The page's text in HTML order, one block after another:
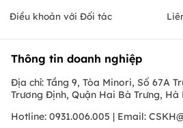
Điều khoản với Đối tác
Thông tin doanh nghiệp
Địa chỉ: Tầng 9, Tòa Minori, Số 67A
Trương Định, Quận Hai Bà Trưng, Hà
Hotline: 0931.006.005 | Email: